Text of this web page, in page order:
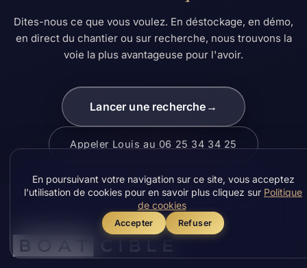
En poursuivant votre navigation sur ce site, vous acceptez
l'utilisation de cookies pour en savoir plus cliquez sur Politique
de cookies
Accepter Refuser
Dites-nous ce que vous voulez. En déstockage, en démo,
en direct du chantier ou sur recherche, nous trouvons la
voie la plus avantageuse pour l'avoir.
Lancer une recherche →
Appeler Louis au 06 25 34 34 25